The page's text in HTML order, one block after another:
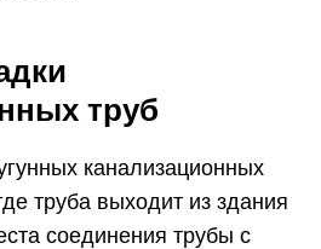
труб
канализационных
труба выходит из здания
соединения трубы с